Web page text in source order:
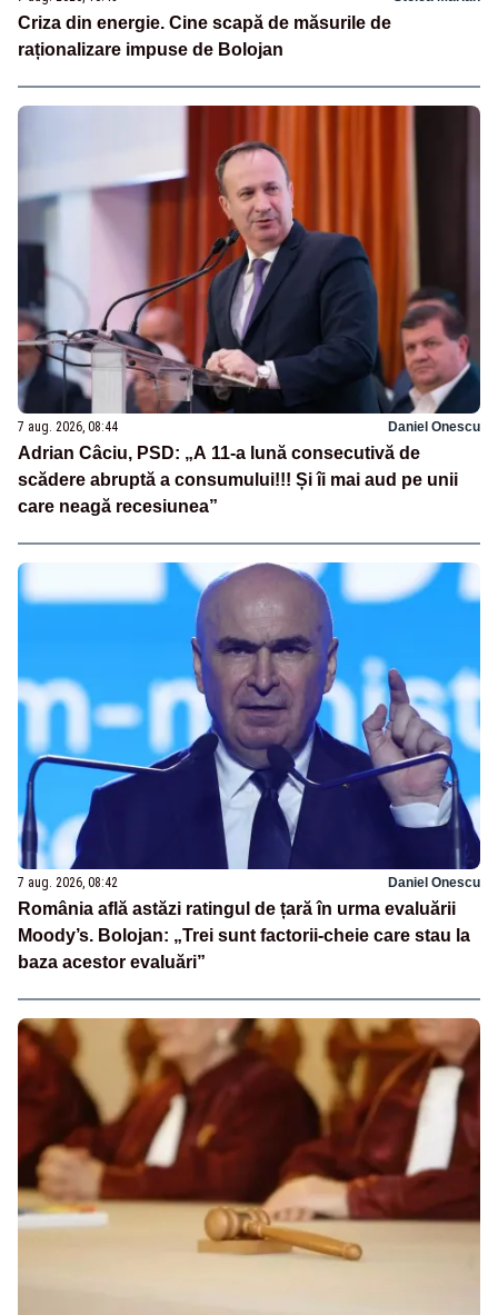
Criza din energie. Cine scapă de măsurile de
raționalizare impuse de Bolojan
7 aug. 2026, 08:44 Daniel Onescu
Adrian Câciu, PSD: „A 11-a lună consecutivă de
scădere abruptă a consumului!!! Și îi mai aud pe unii
care neagă recesiunea”
7 aug. 2026, 08:42 Daniel Onescu
România află astăzi ratingul de țară în urma evaluării
Moody’s. Bolojan: „Trei sunt factorii-cheie care stau la
baza acestor evaluări”